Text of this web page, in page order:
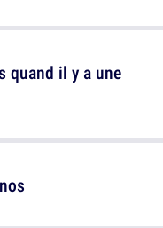
quand il y a une